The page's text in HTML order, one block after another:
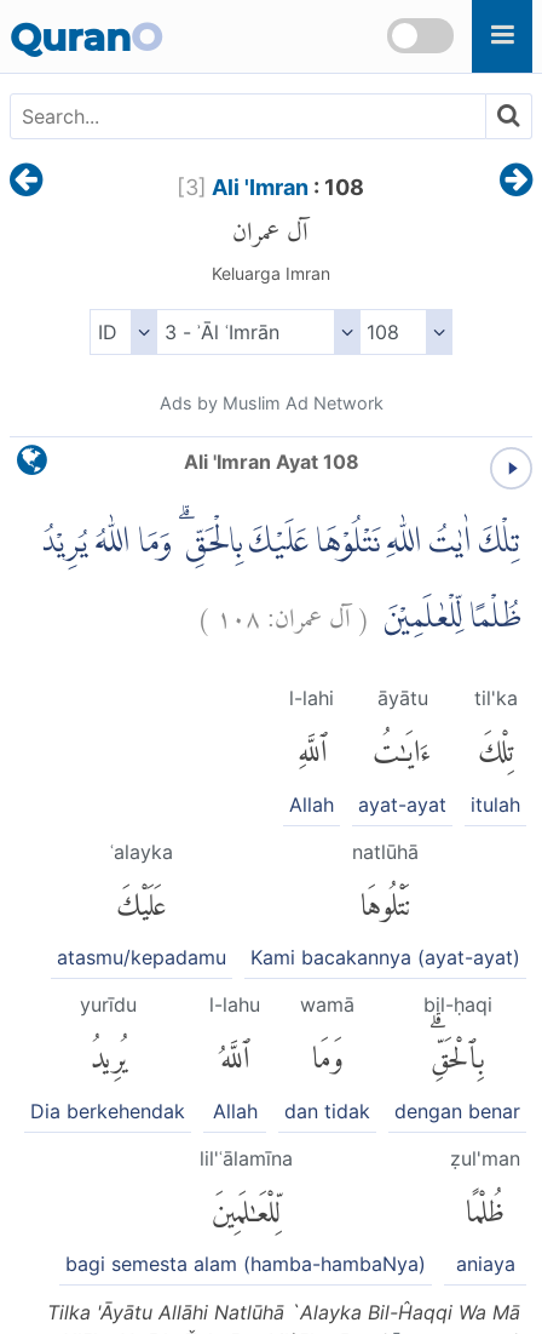
QuranO
[3] Ali 'Imran : 108
آل عمران
Keluarga Imran
Ads by Muslim Ad Network
Ali 'Imran Ayat 108
تِلْكَ اٰيٰتُ اللّٰهِ نَتْلُوْهَا عَلَيْكَ بِالْحَقِّ ۗ وَمَا اللّٰهُ يُرِيْدُ
ظُلْمًا لِّلْعٰلَمِيْنَ (آل عمران:١٠٨ )
til'ka
تِلْكَ
itulah
āyātu
ءَايَٰتُ
ayat-ayat
l-lahi
ٱللَّهِ
Allah
natlūhā
نَتْلُوهَا
Kami bacakannya (ayat-ayat)
ʿalayka
عَلَيْكَ
atasmu/kepadamu
bil-ḥaqi
بِٱلْحَقِّۗ
dengan benar
wamā
وَمَا
dan tidak
l-lahu
ٱللَّهُ
Allah
yurīdu
يُرِيدُ
Dia berkehendak
ẓul'man
ظُلْمًا
aniaya
lil'ʿālamīna
لِّلْعَٰلَمِينَ
bagi semesta alam (hamba-hambaNya)
Tilka 'Āyātu Allāhi Natlūhā `Alayka Bil-Ĥaqqi Wa Mā